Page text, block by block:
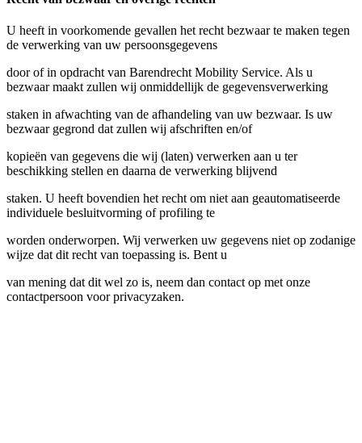
U heeft in voorkomende gevallen het recht bezwaar te maken tegen
de verwerking van uw persoonsgegevens
door of in opdracht van Barendrecht Mobility Service. Als u
bezwaar maakt zullen wij onmiddellijk de gegevensverwerking
staken in afwachting van de afhandeling van uw bezwaar. Is uw
bezwaar gegrond dat zullen wij afschriften en/of
kopieën van gegevens die wij (laten) verwerken aan u ter
beschikking stellen en daarna de verwerking blijvend
staken. U heeft bovendien het recht om niet aan geautomatiseerde
individuele besluitvorming of profiling te
worden onderworpen. Wij verwerken uw gegevens niet op zodanige
wijze dat dit recht van toepassing is. Bent u
van mening dat dit wel zo is, neem dan contact op met onze
contactpersoon voor privacyzaken.